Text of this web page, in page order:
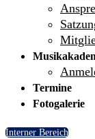
Termine
Fotogalerie
Interner Bereich